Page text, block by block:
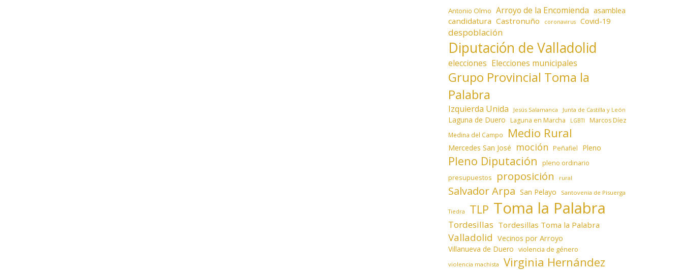
Antonio Olmo Arroyo de la Encomienda asamblea
candidatura Castronuño coronavirus Covid-19
despoblación
Diputación de Valladolid
elecciones Elecciones municipales
Grupo Provincial Toma la
Palabra
Izquierda Unida Jesús Salamanca Junta de Castilla y León
Laguna de Duero Laguna en Marcha LGBTI Marcos Díez
Medina del Campo Medio Rural
Mercedes San José moción Peñafiel Pleno
Pleno Diputación pleno ordinario
presupuestos proposición rural
Salvador Arpa San Pelayo Santovenia de Pisuerga
Tiedra TLP Toma la Palabra
Tordesillas Tordesillas Toma la Palabra
Valladolid Vecinos por Arroyo
Villanueva de Duero violencia de género
violencia machista Virginia Hernández